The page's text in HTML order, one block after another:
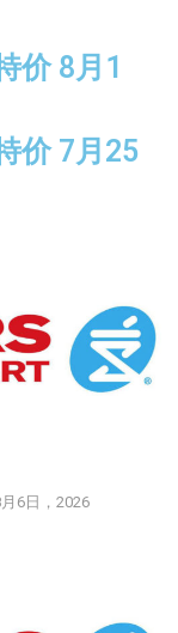
价 8月1
价 7月25
6日，2026